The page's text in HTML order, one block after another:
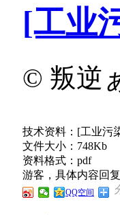
[工业
© 叛逆
技术资料：[工业污
文件大小：748Kb
资料格式：pdf
游客，具体内容回复
QQ空间